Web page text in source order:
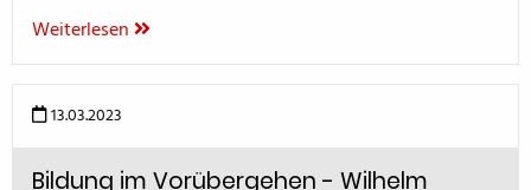
Weiterlesen
13.03.2023
Bildung im Vorübergehen - Wilhelm